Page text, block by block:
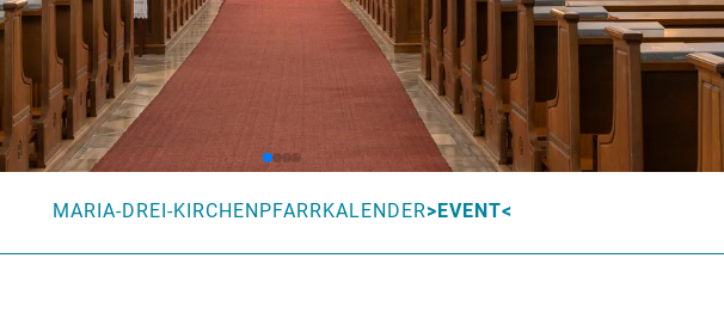
MARIA-DREI-KIRCHENPFARRKALENDER EVENT